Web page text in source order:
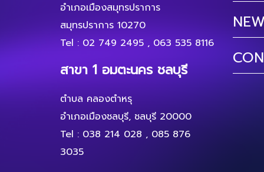
อำเภอเมืองสมุทรปราการ
สมุทรปราการ 10270
Tel : 02 749 2495 , 063 535 8116
สาขา 1 อมตะนคร ชลบุรี
ตำบล คลองตำหรุ
อำเภอเมืองชลบุรี, ชลบุรี 20000
Tel : 038 214 028 , 085 876
3035